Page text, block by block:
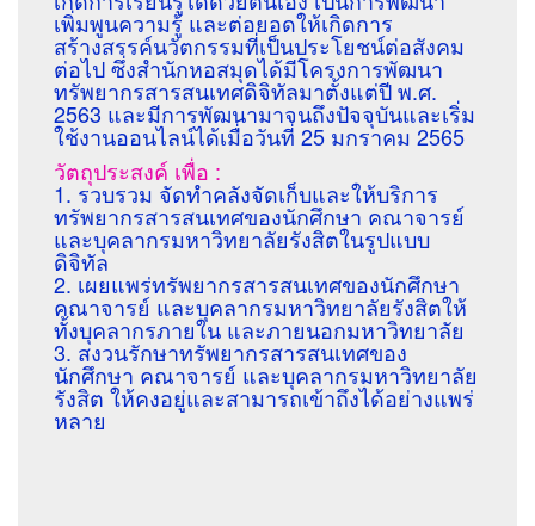
เพิ่มพูนความรู้ และต่อยอดให้เกิดการ
สร้างสรรค์นวัตกรรมที่เป็นประโยชน์ต่อสังคม
ต่อไป ซึ่งสำนักหอสมุดได้มีโครงการพัฒนา
ทรัพยากรสารสนเทศดิจิทัลมาตั้งแต่ปี พ.ศ.
2563 และมีการพัฒนามาจนถึงปัจจุบันและเริ่ม
ใช้งานออนไลน์ได้เมื่อวันที่ 25 มกราคม 2565
วัตถุประสงค์ เพื่อ :
1. รวบรวม จัดทำคลังจัดเก็บและให้บริการ
ทรัพยากรสารสนเทศของนักศึกษา คณาจารย์
และบุคลากรมหาวิทยาลัยรังสิตในรูปแบบ
ดิจิทัล
2. เผยแพร่ทรัพยากรสารสนเทศของนักศึกษา
คณาจารย์ และบุคลากรมหาวิทยาลัยรังสิตให้
ทั้งบุคลากรภายใน และภายนอกมหาวิทยาลัย
3. สงวนรักษาทรัพยากรสารสนเทศของ
นักศึกษา คณาจารย์ และบุคลากรมหาวิทยาลัย
รังสิต ให้คงอยู่และสามารถเข้าถึงได้อย่างแพร่
หลาย